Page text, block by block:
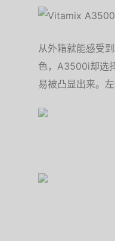
从外箱就能感受
色，A3500i却选
易被凸显出来。